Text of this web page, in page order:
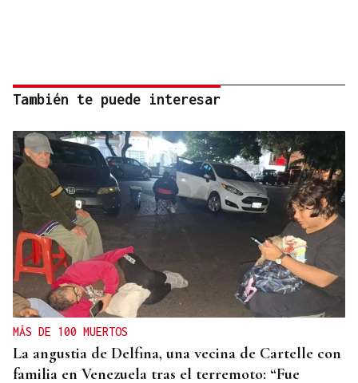
También te puede interesar
MÁS DE 100 MUERTOS
La angustia de Delfina, una vecina de Cartelle con
familia en Venezuela tras el terremoto: “Fue